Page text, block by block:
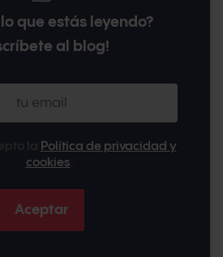
que estás leyendo?
al blog!
Política de privacidad y
cookies